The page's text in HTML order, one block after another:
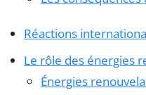
Réactions
Le rôle des énergies
Énergies